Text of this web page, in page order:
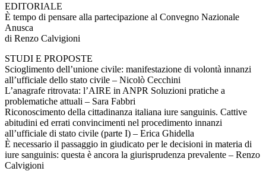
EDITORIALE
È tempo di pensare alla partecipazione al Convegno Nazionale
Anusca
di Renzo Calvigioni
STUDI E PROPOSTE
Scioglimento dell’unione civile: manifestazione di volontà innanzi
all’ufficiale dello stato civile – Nicolò Cecchini
L’anagrafe ritrovata: l’AIRE in ANPR Soluzioni pratiche a
problematiche attuali – Sara Fabbri
Riconoscimento della cittadinanza italiana iure sanguinis. Cattive
abitudini ed errati convincimenti nel procedimento innanzi
all’ufficiale di stato civile (parte I) – Erica Ghidella
È necessario il passaggio in giudicato per le decisioni in materia di
iure sanguinis: questa è ancora la giurisprudenza prevalente – Renzo
Calvigioni